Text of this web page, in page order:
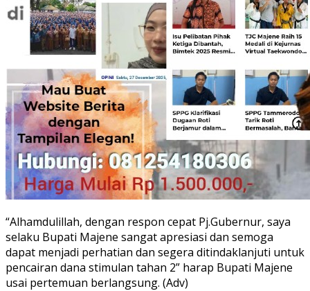
“Alhamdulillah, dengan respon cepat Pj.Gubernur, saya
selaku Bupati Majene sangat apresiasi dan semoga
dapat menjadi perhatian dan segera ditindaklanjuti untuk
pencairan dana stimulan tahan 2” harap Bupati Majene
usai pertemuan berlangsung. (Adv)